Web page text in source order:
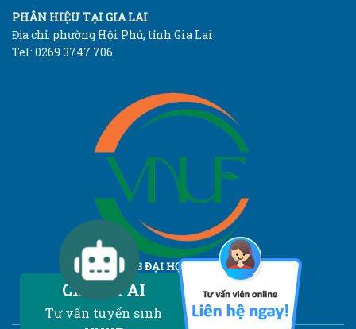
PHÂN HIỆU TẠI GIA LAI
Địa chỉ: phường Hội Phú, tỉnh Gia Lai
Tel: 0269 3747 706
TRƯỜNG ĐẠI HỌC LÂM NGHIỆP
Vietnam National University of Forestry
Chatbot AI
Tư vấn tuyển sinh